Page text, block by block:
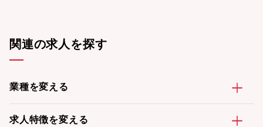
関連の求人を探す
業種を変える
求人特徴を変える